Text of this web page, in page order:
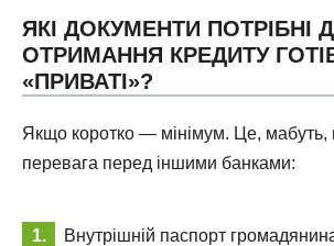
ЯКІ ДОКУМЕНТИ ПОТРІБНІ
ОТРИМАННЯ КРЕДИТУ
«ПРИВАТІ»?
Якщо коротко — мінімум. Це, мабуть,
перевага перед іншими банками:
Внутрішній паспорт